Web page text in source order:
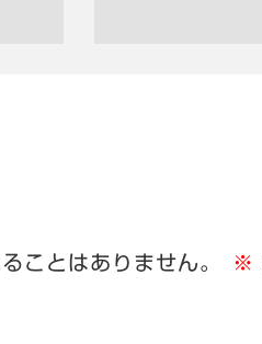
ことはありません。 ※